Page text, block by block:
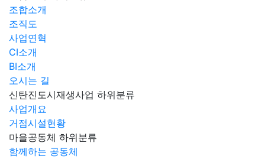
조합소개
조직도
사업연혁
CI소개
BI소개
오시는 길
신탄진도시재생사업 하위분류
사업개요
거점시설현황
마을공동체 하위분류
함께하는 공동체